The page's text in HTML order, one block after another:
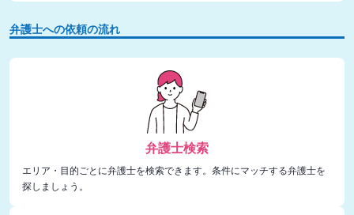
弁護士への依頼の流れ
弁護士検索
エリア・目的ごとに弁護士を検索できます。条件にマッチする弁護士を
探しましょう。